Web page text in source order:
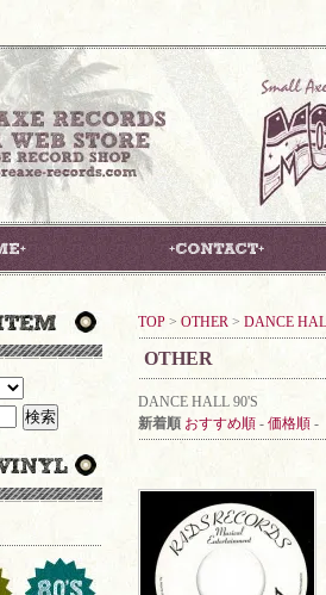
TOP > OTHER > DANCE
OTHER
DANCE HALL 90'S
新着順 おすすめ順 - 価格順 -